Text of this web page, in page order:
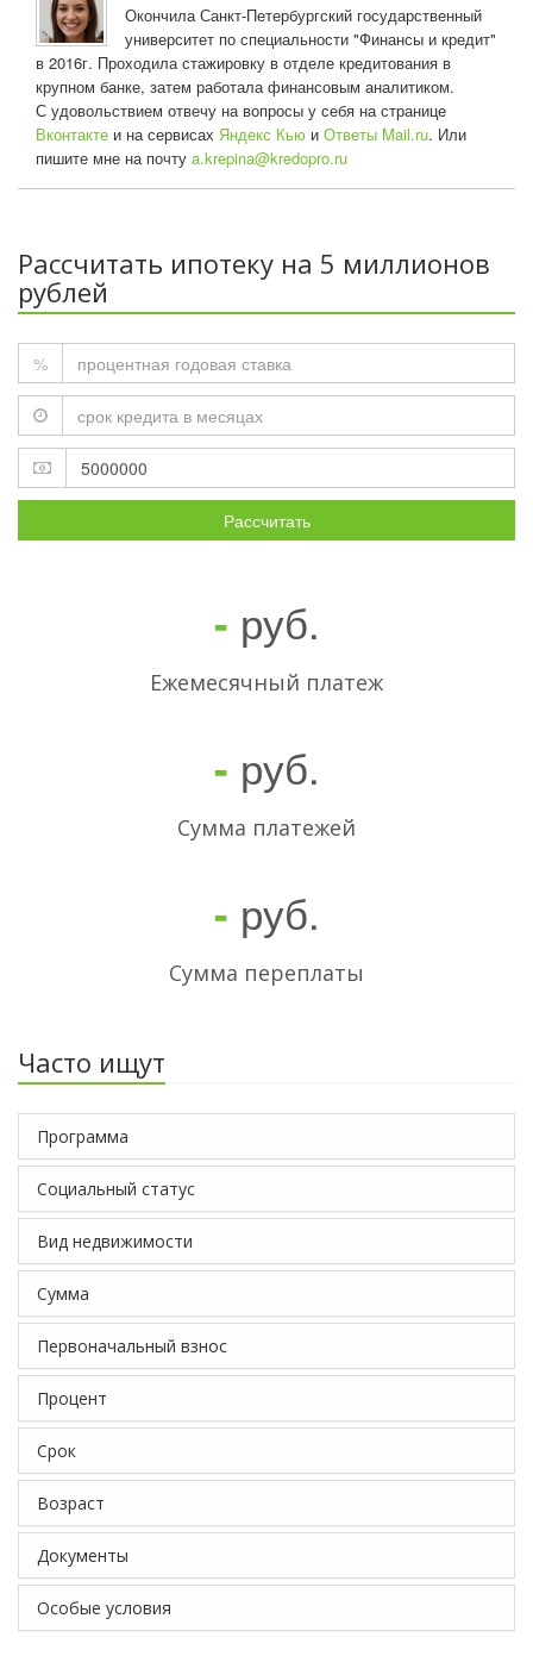
Окончила Санкт-Петербургский государственный
университет по специальности "Финансы и кредит"
в 2016г. Проходила стажировку в отделе кредитования в
крупном банке, затем работала финансовым аналитиком.
С удовольствием отвечу на вопросы у себя на странице
Вконтакте и на сервисах Яндекс Кью и Ответы Mail.ru. Или
пишите мне на почту a.krepina@kredopro.ru
Рассчитать ипотеку на 5 миллионов
рублей
%
Рассчитать
- руб.
Ежемесячный платеж
- руб.
Cумма платежей
- руб.
Сумма переплаты
Часто ищут
Программа
Социальный статус
Вид недвижимости
Сумма
Первоначальный взнос
Процент
Срок
Возраст
Документы
Особые условия